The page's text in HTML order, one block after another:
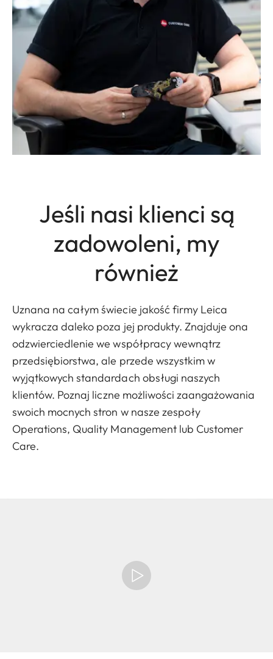
Jeśli nasi klienci są
zadowoleni, my
również
Uznana na całym świecie jakość firmy Leica
wykracza daleko poza jej produkty. Znajduje ona
odzwierciedlenie we współpracy wewnątrz
przedsiębiorstwa, ale przede wszystkim w
wyjątkowych standardach obsługi naszych
klientów. Poznaj liczne możliwości zaangażowania
swoich mocnych stron w nasze zespoły
Operations, Quality Management lub Customer
Care.